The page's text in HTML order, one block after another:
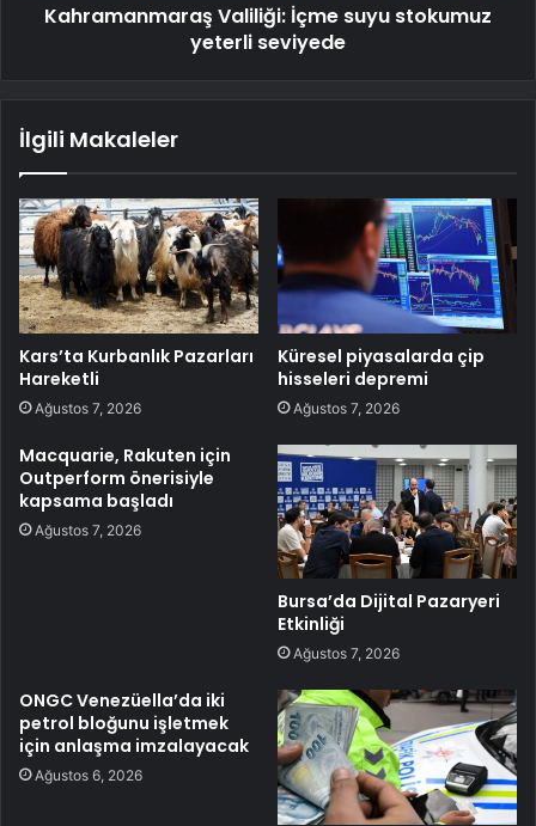
Kahramanmaraş Valiliği: İçme suyu stokumuz
yeterli seviyede
İlgili Makaleler
Kars’ta Kurbanlık Pazarları
Hareketli
Ağustos 7, 2026
Küresel piyasalarda çip
hisseleri depremi
Ağustos 7, 2026
Macquarie, Rakuten için
Outperform önerisiyle
kapsama başladı
Ağustos 7, 2026
Bursa’da Dijital Pazaryeri
Etkinliği
Ağustos 7, 2026
ONGC Venezüella’da iki
petrol bloğunu işletmek
için anlaşma imzalayacak
Ağustos 6, 2026